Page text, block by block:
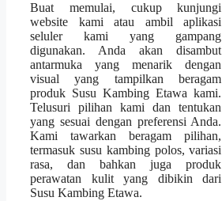
Buat memulai, cukup kunjungi
website kami atau ambil aplikasi
seluler kami yang gampang
digunakan. Anda akan disambut
antarmuka yang menarik dengan
visual yang tampilkan beragam
produk Susu Kambing Etawa kami.
Telusuri pilihan kami dan tentukan
yang sesuai dengan preferensi Anda.
Kami tawarkan beragam pilihan,
termasuk susu kambing polos, variasi
rasa, dan bahkan juga produk
perawatan kulit yang dibikin dari
Susu Kambing Etawa.